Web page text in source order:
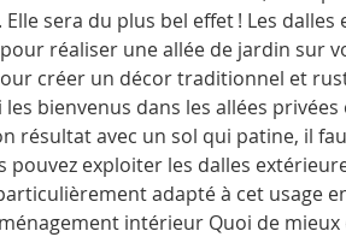
sera du plus bel effet ! Les
réaliser une allée de jardin sur
créer un décor traditionnel et
bienvenus dans les allées
résultat avec un sol qui patine, il
pouvez exploiter les dalles
adapté à cet usage
intérieur Quoi de